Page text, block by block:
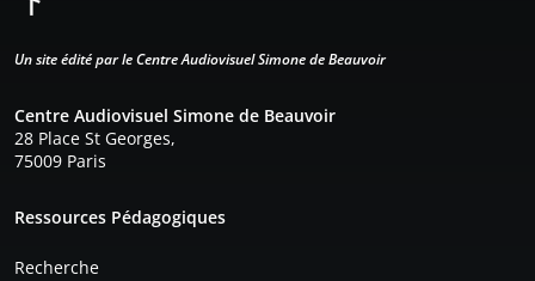
Un site édité par le Centre Audiovisuel Simone de Beauvoir
Centre Audiovisuel Simone de Beauvoir
28 Place St Georges,
75009 Paris
Ressources Pédagogiques
Recherche